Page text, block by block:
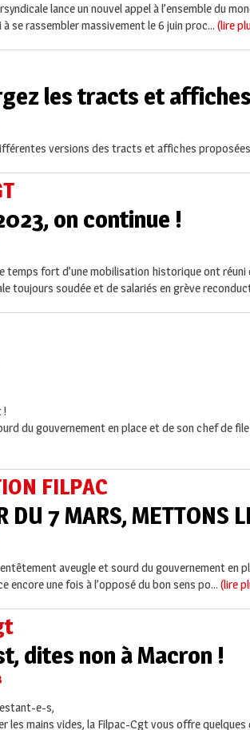
lance un nouvel appel à l’ensemble du
se rassembler massivement le 6 juin proc... (lire
les tracts et
versions des tracts et affiches
on continue !
temps fort d’une mobilisation historique ont
toujours soudée et de salariés en grève
!
du gouvernement en place et de son chef de
FILPAC
DU 7 MARS, METTONS
aveugle et sourd du gouvernement en
encore une fois à l’opposé du bon sens po... (lire
dites non à Macron !
e-s,
les mains vides, la Filpac-Cgt vous offre